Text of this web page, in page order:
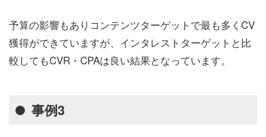
予算の影響もありコンテンツターゲットで最も多くCV
獲得ができていますが、インタレストターゲットと比
較してもCVR・CPAは良い結果となっています。
事例3